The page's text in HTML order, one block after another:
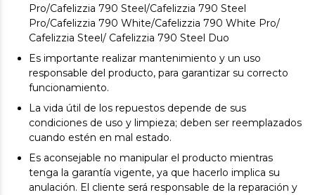
Pro/Cafelizzia 790 Steel/Cafelizzia 790 Steel
Pro/Cafelizzia 790 White/Cafelizzia 790 White Pro/
Cafelizzia Steel/ Cafelizzia 790 Steel Duo
Es importante realizar mantenimiento y un uso
responsable del producto, para garantizar su correcto
funcionamiento.
La vida útil de los repuestos depende de sus
condiciones de uso y limpieza; deben ser reemplazados
cuando estén en mal estado.
Es aconsejable no manipular el producto mientras
tenga la garantía vigente, ya que hacerlo implica su
anulación. El cliente será responsable de la reparación y